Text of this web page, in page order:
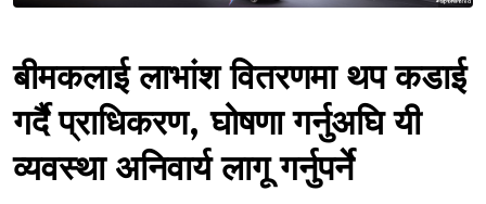
बीमकलाई लाभांश वितरणमा थप कडाई
गर्दै प्राधिकरण, घोषणा गर्नुअघि यी
व्यवस्था अनिवार्य लागू गर्नुपर्ने